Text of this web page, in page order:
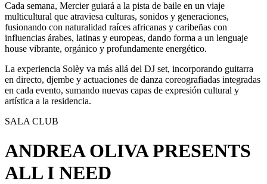
Cada semana, Mercier guiará a la pista de baile en un viaje
multicultural que atraviesa culturas, sonidos y generaciones,
fusionando con naturalidad raíces africanas y caribeñas con
influencias árabes, latinas y europeas, dando forma a un lenguaje
house vibrante, orgánico y profundamente energético.
La experiencia Solèy va más allá del DJ set, incorporando guitarra
en directo, djembe y actuaciones de danza coreografiadas integradas
en cada evento, sumando nuevas capas de expresión cultural y
artística a la residencia.
SALA CLUB
ANDREA OLIVA PRESENTS
ALL I NEED